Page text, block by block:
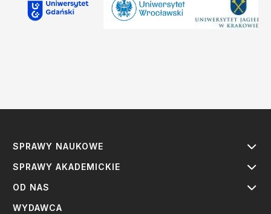
SPRAWY NAUKOWE
SPRAWY AKADEMICKIE
OD NAS
WYDAWCA